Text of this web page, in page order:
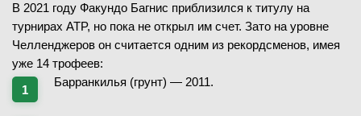
В 2021 году Факундо Багнис приблизился к титулу на
турнирах ATP, но пока не открыл им счет. Зато на уровне
Челленджеров он считается одним из рекордсменов, имея
уже 14 трофеев:
Барранкилья (грунт) — 2011.